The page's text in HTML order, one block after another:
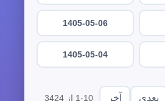
1405-05-06
1405-05-04
بعدی آخر 1-10 از 3424